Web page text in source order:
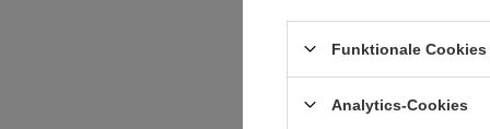
Funktionale
Analytics-Cookies